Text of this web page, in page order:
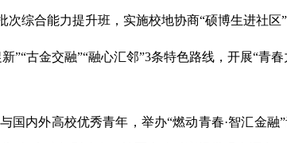
次综合能力提升班，实施校地协商“硕博生进社区
”“古金交融”“融心汇邻”3条特色路线，开展“青
国内外高校优秀青年，举办“燃动青春·智汇金融